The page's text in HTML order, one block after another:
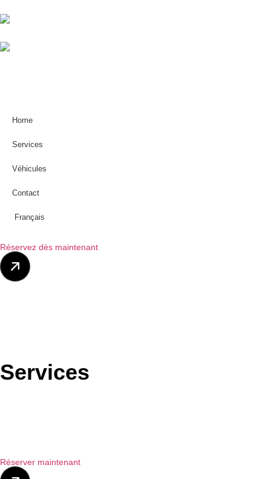
Home
Services
Véhicules
Contact
Français
Réservez dès maintenant
Services
Réserver maintenant